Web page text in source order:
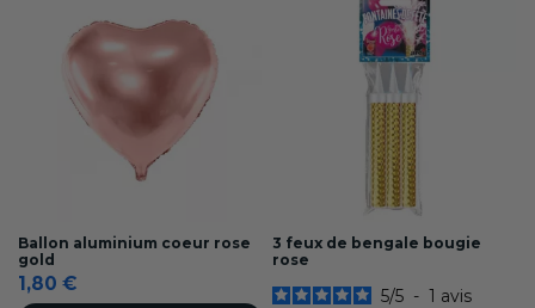
Ballon aluminium coeur rose
gold
1,80 €
3 feux de bengale bougie
rose
5/5 - 1 avis